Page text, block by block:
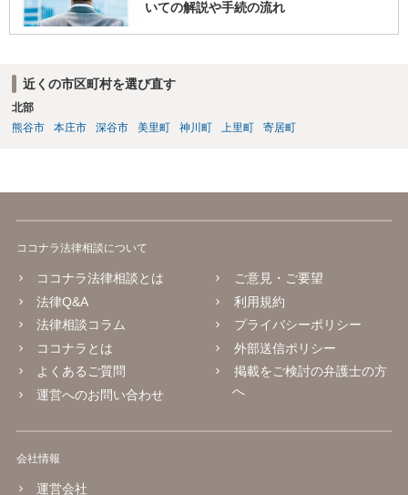
いての解説や手続の流れ
近くの市区町村を選び直す
北部
熊谷市
本庄市 深谷市 美里町 神川町 上里町 寄居町
ココナラ法律相談について
ココナラ法律相談とは
法律Q&A
法律相談コラム
ココナラとは
よくあるご質問
運営へのお問い合わせ
ご意見・ご要望
利用規約
プライバシーポリシー
外部送信ポリシー
掲載をご検討の弁護士の方
へ
会社情報
運営会社